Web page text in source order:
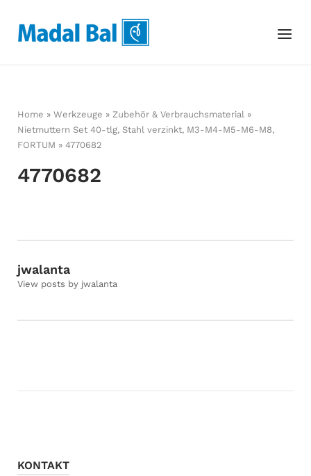
content
Home Menu
Home » Werkzeuge » Zubehör & Verbrauchsmaterial »
Nietmuttern Set 40-tlg, Stahl verzinkt, M3-M4-M5-M6-M8,
FORTUM » 4770682
4770682
jwalanta
View posts by jwalanta
KONTAKT